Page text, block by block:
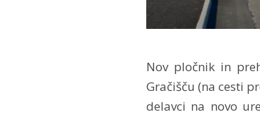
Nov pločnik in
Gračišču (na cesti
delavci na novo